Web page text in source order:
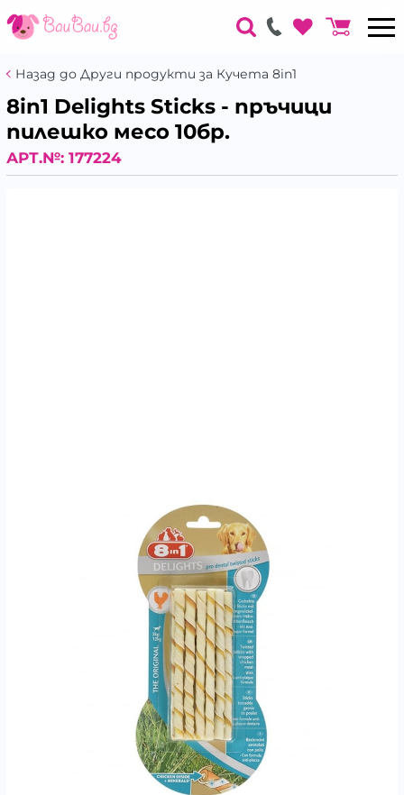
Назад до Други продукти за Кучета 8in1
8in1 Delights Sticks - пръчици
пилешко месо 10бр.
АРТ.№: 177224